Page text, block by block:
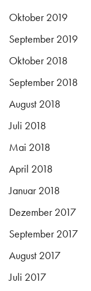
Oktober 2019
September 2019
Oktober 2018
September 2018
August 2018
Juli 2018
Mai 2018
April 2018
Januar 2018
Dezember 2017
September 2017
August 2017
Juli 2017